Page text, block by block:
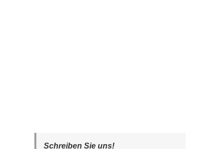
Schreiben Sie uns!